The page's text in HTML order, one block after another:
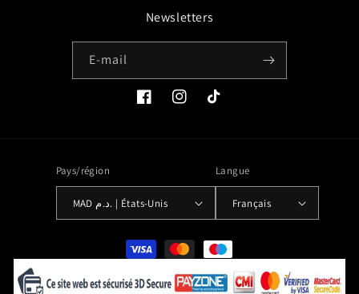
Newsletters
E-mail
FacebookInstagramTikTok
Pays/région
MAD د.م. | États-Unis
Langue
Français
Moyens
de
paiement